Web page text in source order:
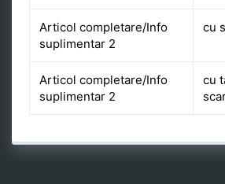
Articol completare/Info
suplimentar 2
cu
Articol completare/Info
suplimentar 2
cu